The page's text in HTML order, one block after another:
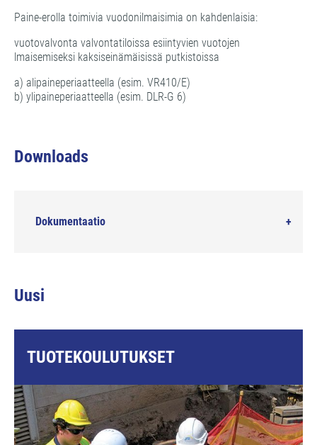
Paine-erolla toimivia vuodonilmaisimia on kahdenlaisia:
vuotovalvonta valvontatiloissa esiintyvien vuotojen
lmaisemiseksi kaksiseinämäisissä putkistoissa
a) alipaineperiaatteella (esim. VR410/E)
b) ylipaineperiaatteella (esim. DLR-G 6)
Downloads
Dokumentaatio
Uusi
TUOTEKOULUTUKSET